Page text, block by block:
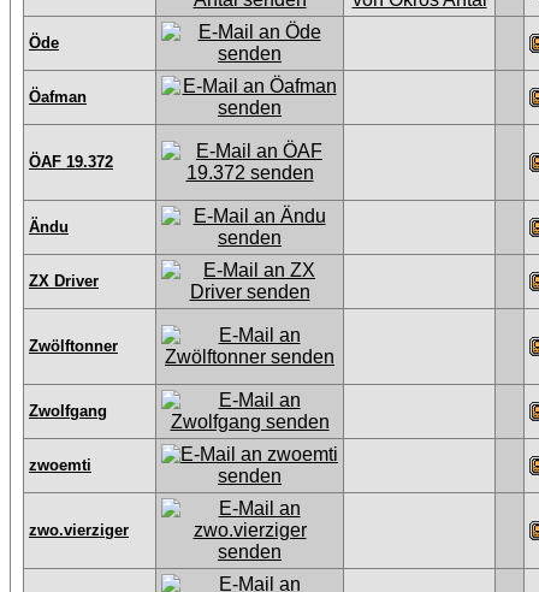
Öde
Öafman
ÖAF 19.372
Ändu
ZX Driver
Zwölftonner
Zwolfgang
zwoemti
zwo.vierziger